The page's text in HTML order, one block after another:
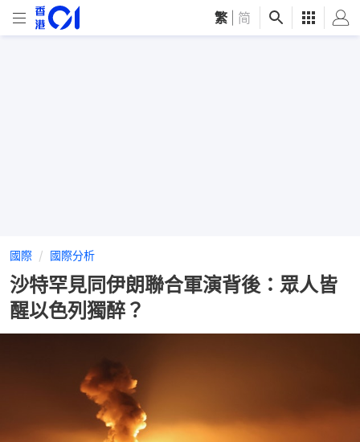
繁 简
國際 國際分析
沙特罕見同伊朗聯合軍演背後：眾人皆
醒以色列獨醉？